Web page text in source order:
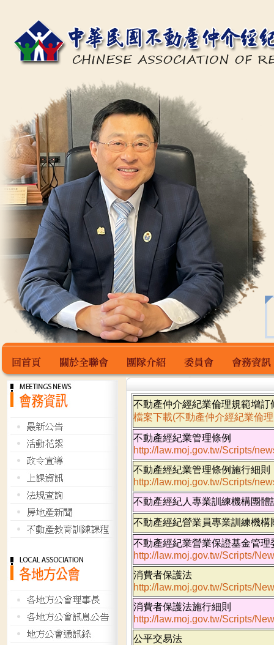
回首頁 關於全聯會 團隊介紹 委員會 會務資訊
不動產仲介經紀業倫理規範增
檔案下載(不動產仲介經紀業倫
不動產經紀業管理條例
http://law.moj.gov.tw/Scripts/
不動產經紀業管理條例施行細則
http://law.moj.gov.tw/Scripts/
不動產經紀人專業訓練機構團體
不動產經紀營業員專業訓練機構
不動產經紀業營業保證基金管
http://law.moj.gov.tw/Scripts/
消費者保護法
http://law.moj.gov.tw/Scripts/
消費者保護法施行細則
http://law.moj.gov.tw/Scripts/
公平交易法